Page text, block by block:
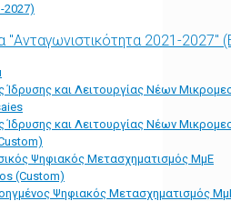
"Ανταγωνιστικότητα 2021-
Ίδρυσης και Λειτουργίας Νέων
Ίδρυσης και Λειτουργίας Νέων
Ψηφιακός Μετασχηματισμός ΜμΕ
Ψηφιακός Μετασχηματισμός